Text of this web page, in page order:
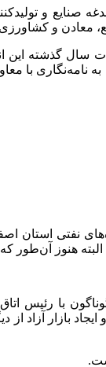
صنایع و
معادن و
گذشته این
از این مشکلات بود که
هنوز آن‌طور که
با رئیس
رقابت در بورس و